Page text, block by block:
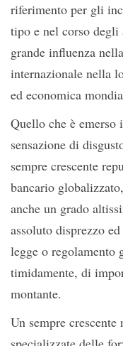
riferimento per gli
tipo e nel corso degli
grande influenza
internazionale nella
ed economica
Quello che è emerso
sensazione di
sempre crescente
bancario
anche un grado
assoluto disprezzo
legge o regolamento
timidamente, di
montante.
Un sempre